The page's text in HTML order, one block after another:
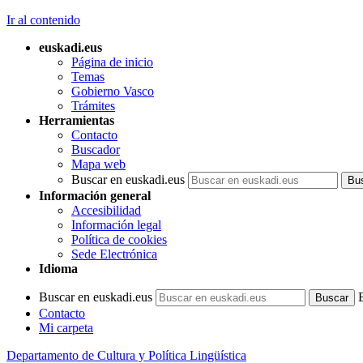
Ir al contenido
euskadi.eus
Página de inicio
Temas
Gobierno Vasco
Trámites
Herramientas
Contacto
Buscador
Mapa web
Buscar en euskadi.eus
Información general
Accesibilidad
Información legal
Política de cookies
Sede Electrónica
Idioma
Buscar en euskadi.eus
Contacto
Mi carpeta
Departamento de Cultura y Política Lingüística